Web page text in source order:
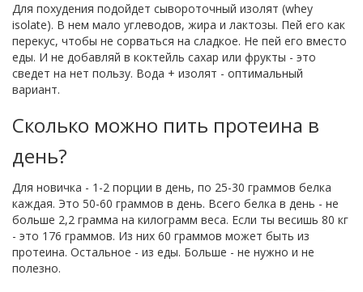
Для похудения подойдет сывороточный изолят (whey
isolate). В нем мало углеводов, жира и лактозы. Пей его как
перекус, чтобы не сорваться на сладкое. Не пей его вместо
еды. И не добавляй в коктейль сахар или фрукты - это
сведет на нет пользу. Вода + изолят - оптимальный
вариант.
Сколько можно пить протеина в
день?
Для новичка - 1-2 порции в день, по 25-30 граммов белка
каждая. Это 50-60 граммов в день. Всего белка в день - не
больше 2,2 грамма на килограмм веса. Если ты весишь 80 кг
- это 176 граммов. Из них 60 граммов может быть из
протеина. Остальное - из еды. Больше - не нужно и не
полезно.